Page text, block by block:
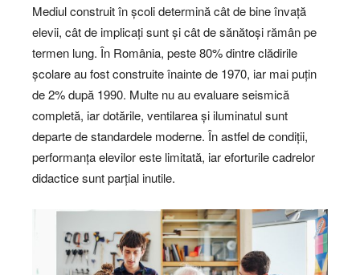
Mediul construit în școli determină cât de bine învață
elevii, cât de implicați sunt și cât de sănătoși rămân pe
termen lung. În România, peste 80% dintre clădirile
școlare au fost construite înainte de 1970, iar mai puțin
de 2% după 1990. Multe nu au evaluare seismică
completă, iar dotările, ventilarea și iluminatul sunt
departe de standardele moderne. În astfel de condiții,
performanța elevilor este limitată, iar eforturile cadrelor
didactice sunt parțial inutile.